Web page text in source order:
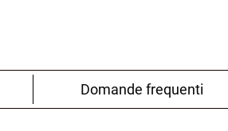
Domande frequenti